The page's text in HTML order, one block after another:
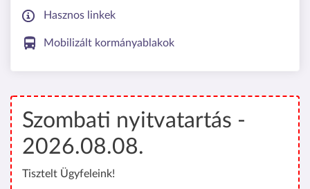
Hasznos linkek
Mobilizált kormányablakok
Szombati nyitvatartás -
2026.08.08.
Tisztelt Ügyfeleink!